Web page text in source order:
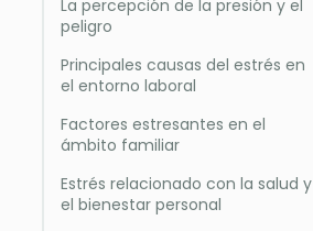
La percepción de la presión y el
peligro
Principales causas del estrés en
el entorno laboral
Factores estresantes en el
ámbito familiar
Estrés relacionado con la salud y
el bienestar personal